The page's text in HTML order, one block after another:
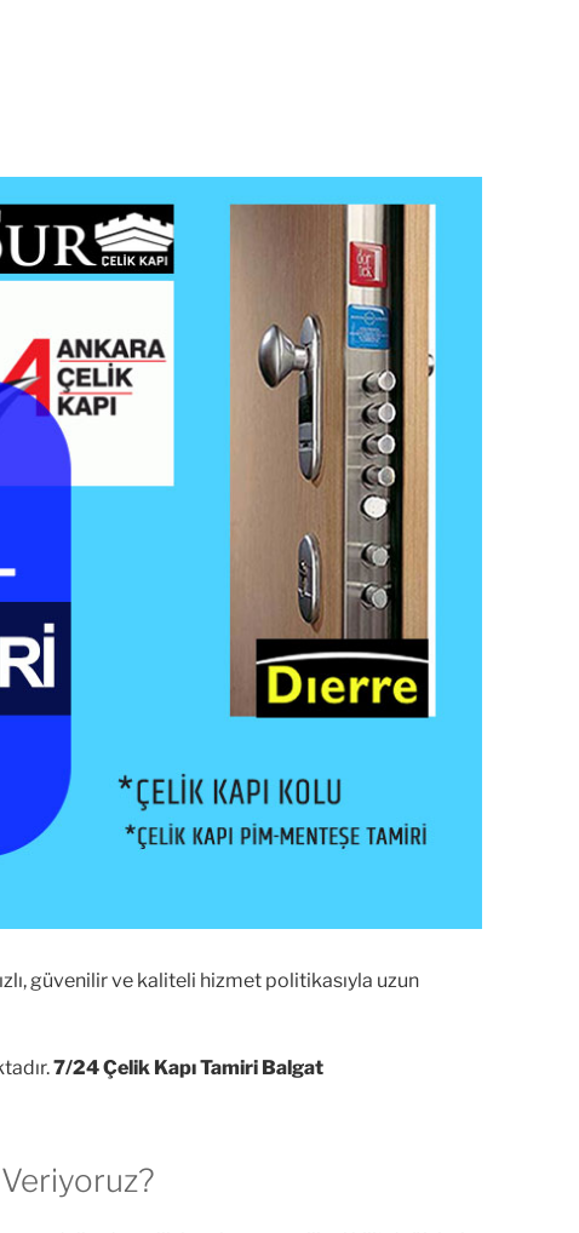
güvenilir ve kaliteli hizmet politikasıyla uzun
7/24 Çelik Kapı Tamiri Balgat